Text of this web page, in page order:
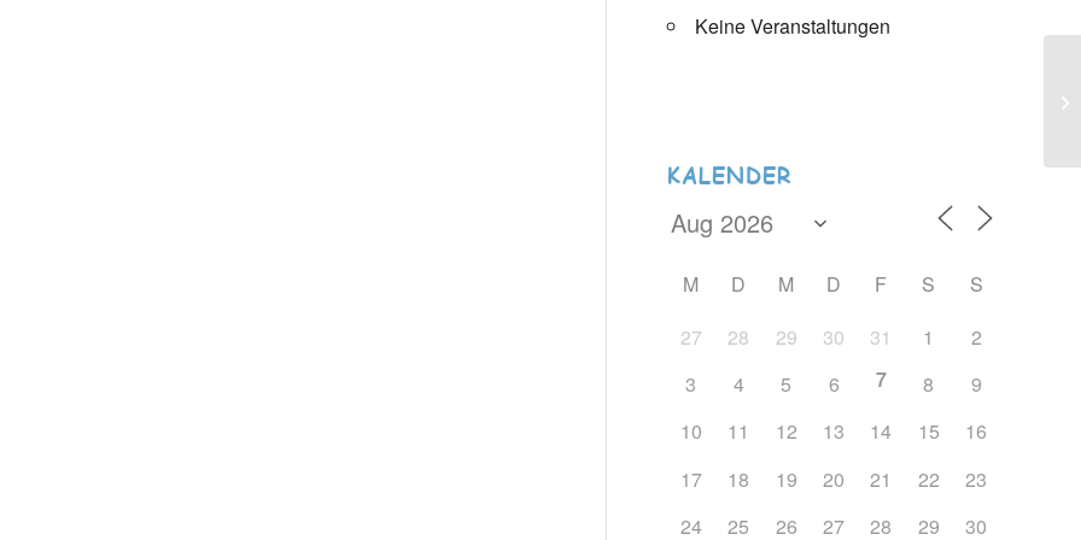
Keine Veranstaltungen
KALENDER
M D M D F S
S
27
28 29 30 31 1
2
3
4 5 6 7 8
9
10
11 12 13 14 15
16
17
18 19 20 21 22
23
24
25 26 27 28 29
30